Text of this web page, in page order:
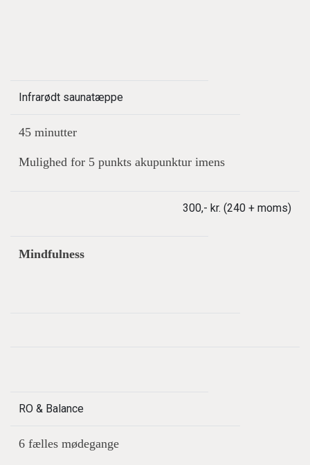
Infrarødt saunatæppe
45 minutter
Mulighed for 5 punkts akupunktur imens
300,- kr. (240 + moms)
Mindfulness
RO & Balance
6 fælles mødegange